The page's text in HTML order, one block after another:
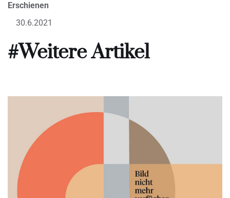
Erschienen
30.6.2021
#Weitere Artikel